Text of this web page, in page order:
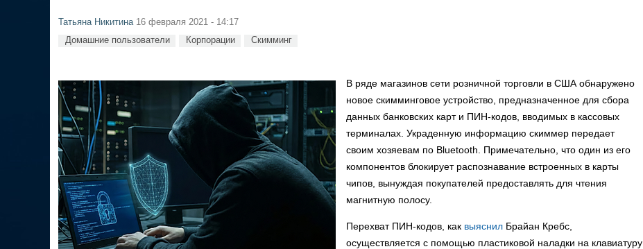
Татьяна Никитина16 февраля 2021 - 14:17
Домашние пользователи Корпорации Скимминг
В ряде магазинов сети розничной торговли в США обнаружено
новое скимминговое устройство, предназначенное для сбора
данных банковских карт и ПИН-кодов, вводимых в кассовых
терминалах. Украденную информацию скиммер передает
своим хозяевам по Bluetooth. Примечательно, что один из его
компонентов блокирует распознавание встроенных в карты
чипов, вынуждая покупателей предоставлять для чтения
магнитную полосу.
Перехват ПИН-кодов, как выяснил Брайан Кребс,
осуществляется с помощью пластиковой наладки на клавиатуру